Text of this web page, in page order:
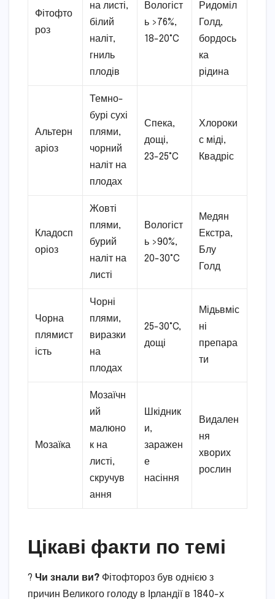
Фітофто
роз
на листі,
білий
наліт,
гниль
плодів
Вологіст
ь >76%,
18-20°C
Ридоміл
Голд,
бордось
ка
рідина
Альтерн
аріоз
Темно-
бурі сухі
плями,
чорний
наліт на
плодах
Спека,
дощі,
23-25°C
Хлороки
с міді,
Квадріс
Кладосп
оріоз
Жовті
плями,
бурий
наліт на
листі
Вологіст
ь >90%,
20-30°C
Медян
Екстра,
Блу
Голд
Чорна
плямист
ість
Чорні
плями,
виразки
на
плодах
25-30°C,
дощі
Мідьвміс
ні
препара
ти
Мозаїка
Мозаїчн
ий
малюно
к на
листі,
скручув
ання
Шкідник
и,
заражен
е
насіння
Видален
ня
хворих
рослин
Цікаві факти по темі
? Чи знали ви? Фітофтороз був однією з
причин Великого голоду в Ірландії в 1840-х